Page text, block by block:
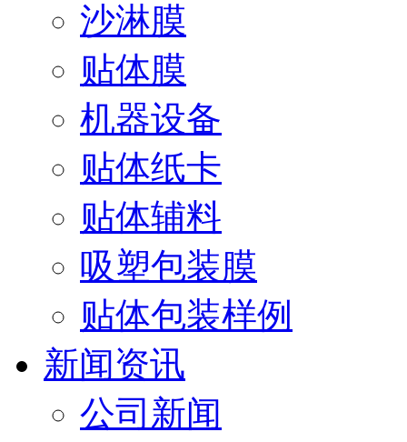
沙淋膜
贴体膜
机器设备
贴体纸卡
贴体辅料
吸塑包装膜
贴体包装样例
新闻资讯
公司新闻